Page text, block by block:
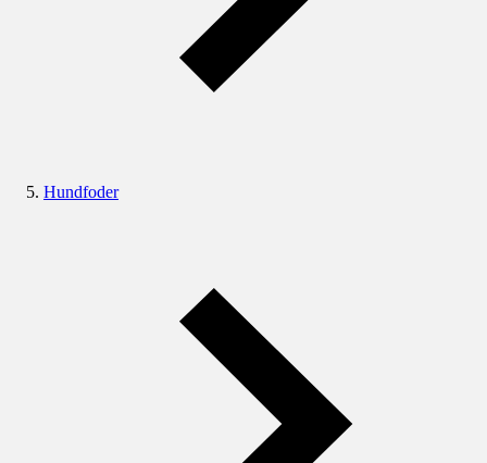
Hundfoder